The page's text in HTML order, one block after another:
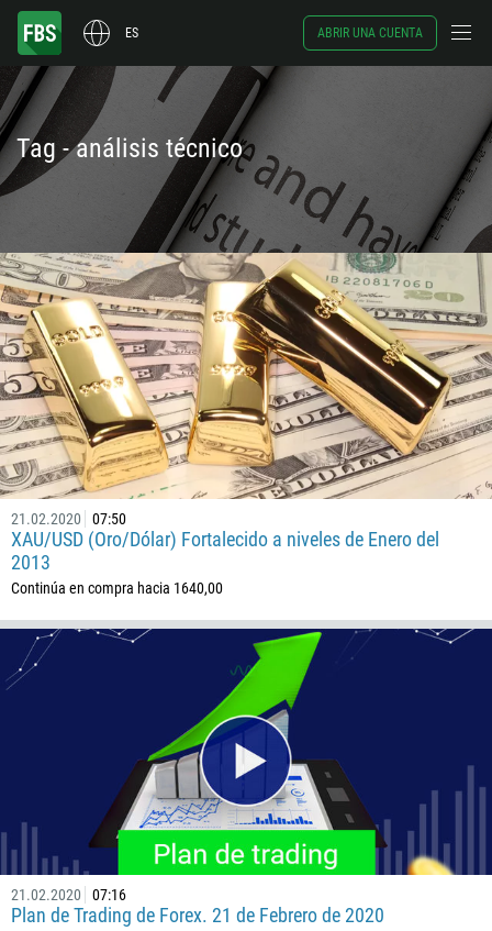
ES ABRIR UNA CUENTA
Tag - análisis técnico
21.02.2020 07:50
XAU/USD (Oro/Dólar) Fortalecido a niveles de Enero del
2013
Continúa en compra hacia 1640,00
21.02.2020 07:16
Plan de Trading de Forex. 21 de Febrero de 2020